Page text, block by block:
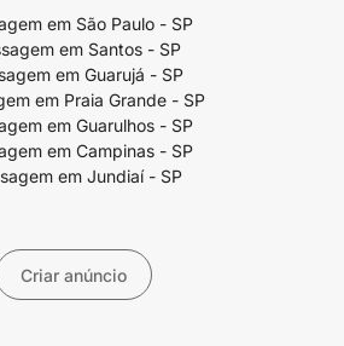
em São Paulo - SP
em Santos - SP
em Guarujá - SP
em Praia Grande - SP
em Guarulhos - SP
em Campinas - SP
em Jundiaí - SP
Criar anúncio